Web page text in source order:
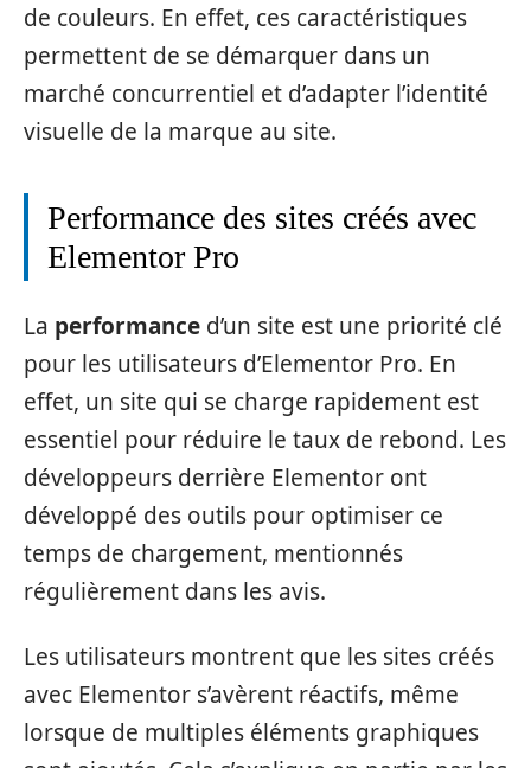
de couleurs. En effet, ces caractéristiques
permettent de se démarquer dans un
marché concurrentiel et d’adapter l’identité
visuelle de la marque au site.
Performance des sites créés avec
Elementor Pro
La performance d’un site est une priorité clé
pour les utilisateurs d’Elementor Pro. En
effet, un site qui se charge rapidement est
essentiel pour réduire le taux de rebond. Les
développeurs derrière Elementor ont
développé des outils pour optimiser ce
temps de chargement, mentionnés
régulièrement dans les avis.
Les utilisateurs montrent que les sites créés
avec Elementor s’avèrent réactifs, même
lorsque de multiples éléments graphiques